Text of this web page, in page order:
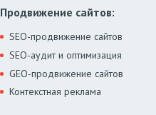
Продвижение сайтов:
SEO-продвижение сайтов
SEO-аудит и оптимизация
GEO-продвижение сайтов
Контекстная реклама